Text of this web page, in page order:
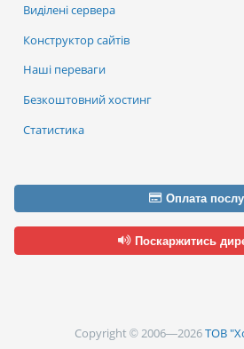
Виділені сервера
Конструктор сайтів
Наші переваги
Безкоштовний хостинг
Статистика
Оплата
Поскаржитись
Copyright © 2006—2026ТОВ